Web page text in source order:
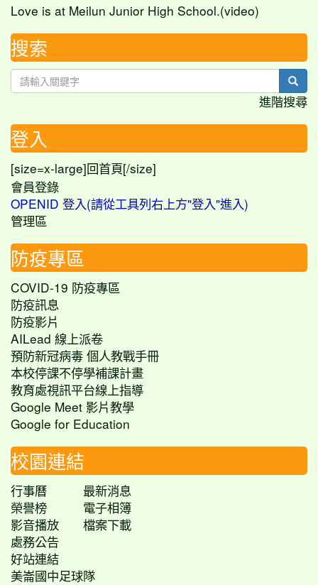
Love is at Meilun Junior High School.(video)
搜索
進階搜尋
登入
[size=x-large] 回首頁[/size]
會員登錄
OPENID 登入(請從工具列右上方"登入"進入)
管理區
防疫專區
COVID-19 防疫專區
防疫訊息
防疫影片
AILead 線上派卷
預防新冠病毒 個人教戰手冊
本校停課不停學補課計畫
教育處視訊平台線上指導
Google Meet 影片教學
Google for Education
校園連結
行事曆
最新消息
榮譽榜
電子相簿
影音播放
檔案下載
處務公告
好站連結
美崙國中足球隊